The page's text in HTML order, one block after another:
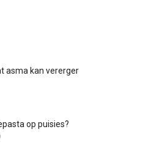
asma kan vererger
op puisies?